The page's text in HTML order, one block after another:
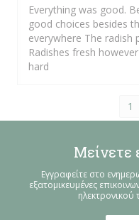
Everything was good.
good choices besides
everywhere The radish
Radishes fresh
hard
1
Μείνετε
Εγγραφείτε στο
εξατομικευμένες